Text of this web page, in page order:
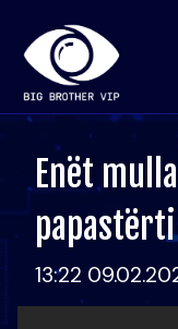
Enët
13:22